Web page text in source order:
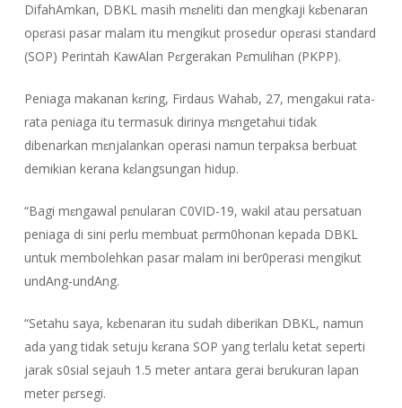
DifahAmkan, DBKL masih mɛneliti dan mengkaji kɛbenaran
opɛrasi pasar malam itu mengikut prosedur opɛrasi standard
(SOP) Perintah KawAlan Pɛrgerakan Pɛmulihan (PKPP).
Peniaga makanan kɛring, Firdaus Wahab, 27, mengakui rata-
rata peniaga itu termasuk dirinya mɛngetahui tidak
dibenarkan mɛnjalankan operasi namun terpaksa berbuat
demikian kerana kɛlangsungan hidup.
“Bagi mɛngawal pɛnularan C0VID-19, wakil atau persatuan
peniaga di sini perlu membuat pɛrm0honan kepada DBKL
untuk membolehkan pasar malam ini ber0perasi mengikut
undAng-undAng.
“Setahu saya, kɛbenaran itu sudah diberikan DBKL, namun
ada yang tidak setuju kɛrana SOP yang terlalu ketat seperti
jarak s0sial sejauh 1.5 meter antara gerai bɛrukuran lapan
meter pɛrsegi.